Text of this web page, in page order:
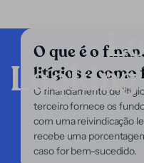
O que é o
litígios e como
O financiamento de
terceiro fornece os
com uma reivindicação
recebe uma
caso for bem-sucedido.